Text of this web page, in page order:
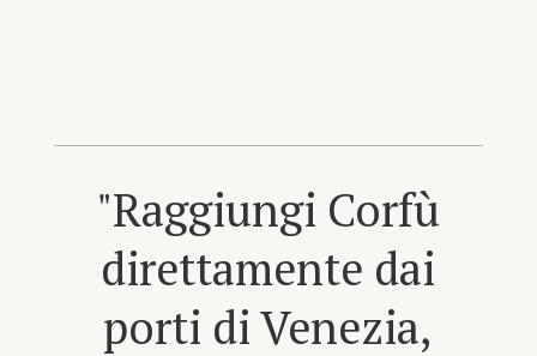
"Raggiungi Corfù
direttamente dai
porti di Venezia,